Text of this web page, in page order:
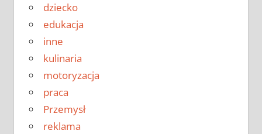
dziecko
edukacja
inne
kulinaria
motoryzacja
praca
Przemysł
reklama